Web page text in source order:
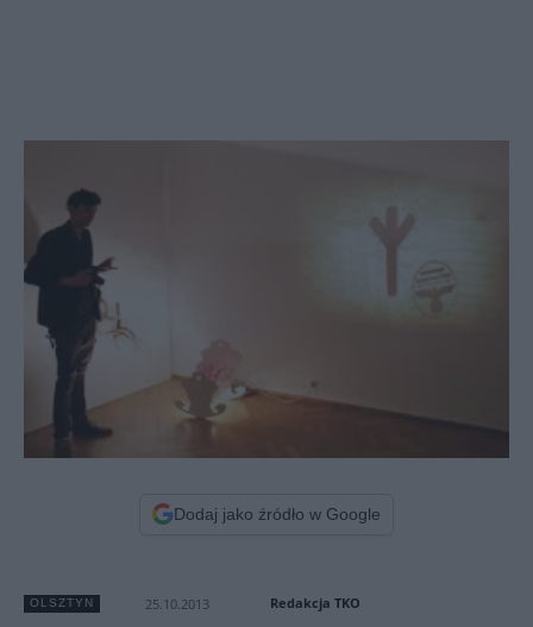
Dodaj jako źródło w Google
OLSZTYN 25.10.2013 Redakcja TKO